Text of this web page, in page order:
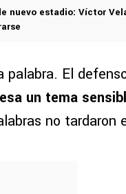
nuevo estadio: Víctor
palabra. El
un tema
no tardaron